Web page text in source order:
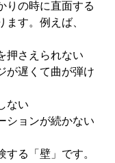
りの時に直面する
す。例えば、
押さえられない
が遅くて曲が弾け
ない
ションが続かない
する「壁」です。